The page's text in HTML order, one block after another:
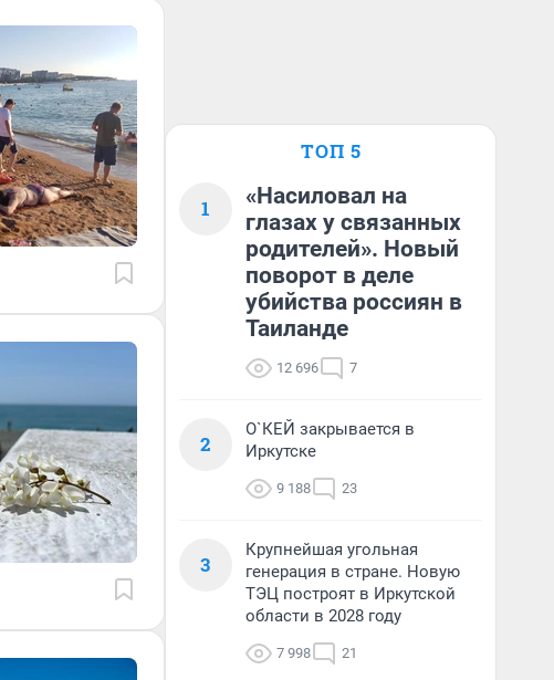
ТОП 5
1
«Насиловал на
глазах у связанных
родителей». Новый
поворот в деле
убийства россиян в
Таиланде
12 696 7
2
О`КЕЙ закрывается в
Иркутске
9 188 23
3
Крупнейшая угольная
генерация в стране. Новую
ТЭЦ построят в Иркутской
области в 2028 году
7 998 21